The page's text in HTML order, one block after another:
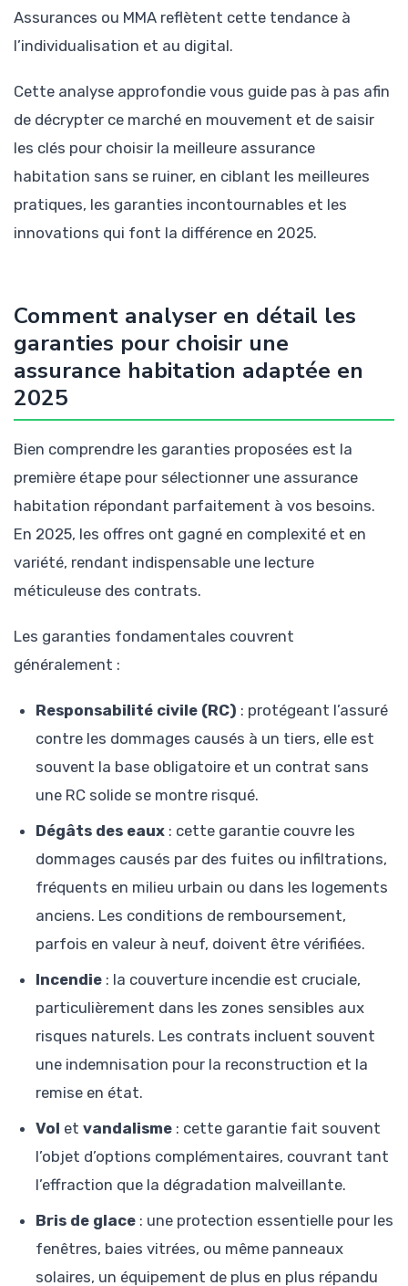
Assurances ou MMA reflètent cette tendance à
l’individualisation et au digital.
Cette analyse approfondie vous guide pas à pas afin
de décrypter ce marché en mouvement et de saisir
les clés pour choisir la meilleure assurance
habitation sans se ruiner, en ciblant les meilleures
pratiques, les garanties incontournables et les
innovations qui font la différence en 2025.
Comment analyser en détail les
garanties pour choisir une
assurance habitation adaptée en
2025
Bien comprendre les garanties proposées est la
première étape pour sélectionner une assurance
habitation répondant parfaitement à vos besoins.
En 2025, les offres ont gagné en complexité et en
variété, rendant indispensable une lecture
méticuleuse des contrats.
Les garanties fondamentales couvrent
généralement :
Responsabilité civile (RC) : protégeant l’assuré
contre les dommages causés à un tiers, elle est
souvent la base obligatoire et un contrat sans
une RC solide se montre risqué.
Dégâts des eaux : cette garantie couvre les
dommages causés par des fuites ou infiltrations,
fréquents en milieu urbain ou dans les logements
anciens. Les conditions de remboursement,
parfois en valeur à neuf, doivent être vérifiées.
Incendie : la couverture incendie est cruciale,
particulièrement dans les zones sensibles aux
risques naturels. Les contrats incluent souvent
une indemnisation pour la reconstruction et la
remise en état.
Vol et vandalisme : cette garantie fait souvent
l’objet d’options complémentaires, couvrant tant
l’effraction que la dégradation malveillante.
Bris de glace : une protection essentielle pour les
fenêtres, baies vitrées, ou même panneaux
solaires, un équipement de plus en plus répandu